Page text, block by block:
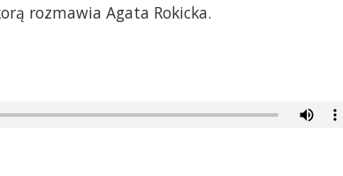
rozmawia Agata Rokicka.